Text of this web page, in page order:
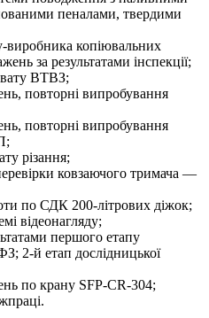
пеналами, твердими
виробника копіювальних
за результатами інспекції;
ВТВЗ;
повторні випробування
повторні випробування
різання;
ковзаючого тримача —
по СДК 200-літрових діжок;
відеонагляду;
першого етапу
2-й етап дослідницької
по крану SFP-CR-304;